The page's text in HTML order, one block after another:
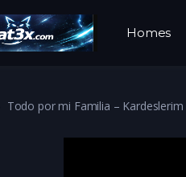
Homes
Todo por mi Familia – Kardeslerim